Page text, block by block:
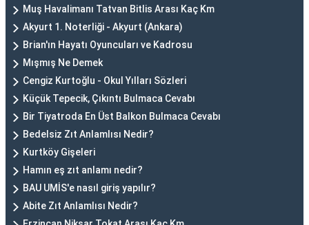
Muş Havalimanı Tatvan Bitlis Arası Kaç Km
Akyurt 1. Noterliği - Akyurt (Ankara)
Brian'ın Hayatı Oyuncuları ve Kadrosu
Mışmış Ne Demek
Cengiz Kurtoğlu - Okul Yılları Sözleri
Küçük Tepecik, Çıkıntı Bulmaca Cevabı
Bir Tiyatroda En Üst Balkon Bulmaca Cevabı
Bedelsiz Zıt Anlamlısı Nedir?
Kurtköy Gişeleri
Hamın eş zıt anlamı nedir?
BAU UMİS'e nasıl giriş yapılır?
Abite Zıt Anlamlısı Nedir?